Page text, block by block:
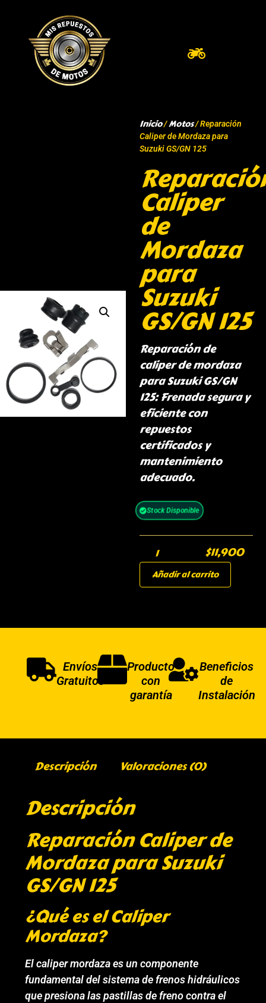
Inicio/Motos/ Reparación
Caliper de Mordaza para
Suzuki GS/GN 125
Caliper
de
Mordaza
para
Suzuki
GS/GN 125
Reparación de
caliper de mordaza
para Suzuki GS/GN
125: Frenada segura y
eficiente con
repuestos
certificados y
mantenimiento
adecuado.
Stock Disponible
$11,900
Añadir al carrito
Envíos
Gratuitos
Producto
con
garantía
Beneficios
de
Instalación
Descripción Valoraciones (0)
Descripción
Reparación Caliper de
Mordaza para Suzuki
GS/GN 125
¿Qué es el Caliper
Mordaza?
El caliper mordaza es un componente
fundamental del sistema de frenos hidráulicos
que presiona las pastillas de freno contra el